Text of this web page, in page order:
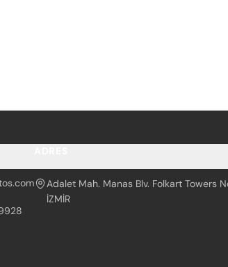
Adalet Mah. Manas Blv. Folkart Towers
İZMİR